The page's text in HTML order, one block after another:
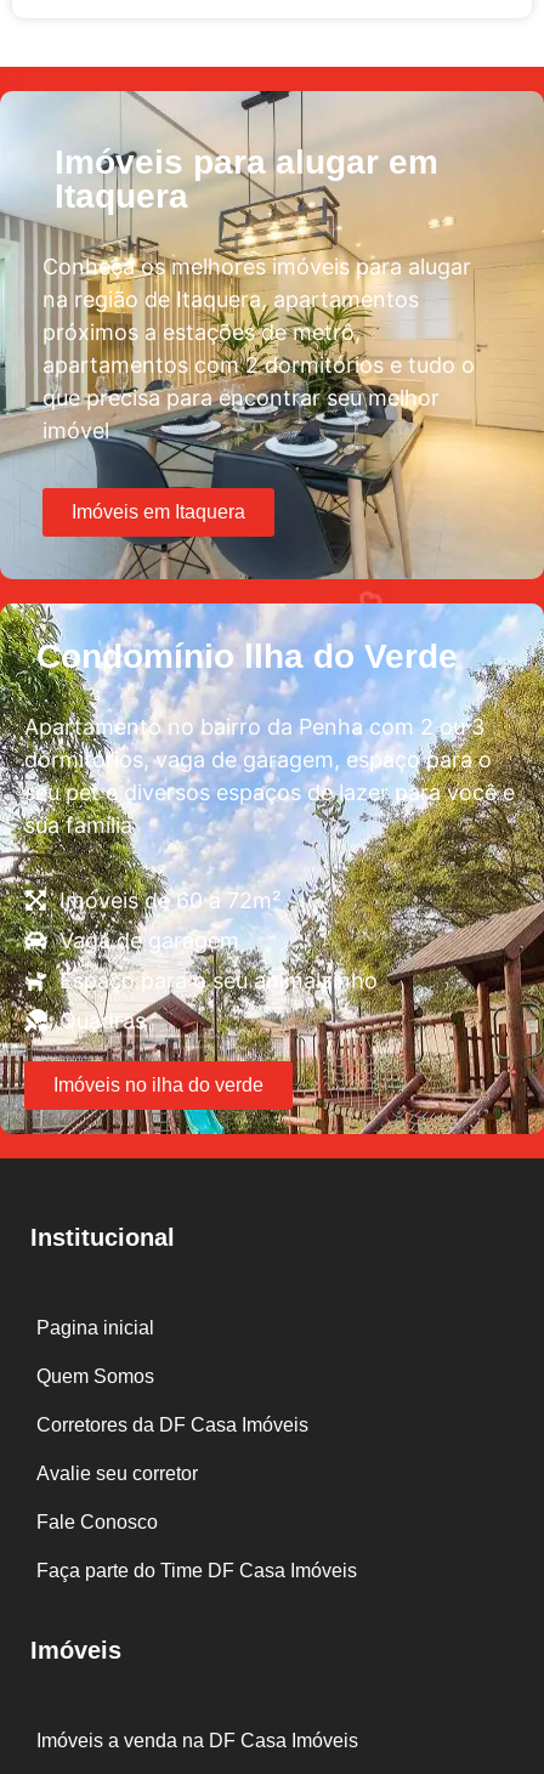
Imóveis para alugar em
Itaquera
Conheça os melhores imóveis para alugar
na região de Itaquera, apartamentos
próximos a estações de metrô,
apartamentos com 2 dormitórios e tudo o
que precisa para encontrar seu melhor
imóvel
Imóveis em Itaquera
Condomínio llha do Verde
Apartamento no bairro da Penha com 2 ou 3
dormitórios, vaga de garagem, espaço para o
seu pet e diversos espaços de lazer para você e
sua família
Imóveis de 60 a 72m²
Vaga de garagem
Espaço para o seu animalzinho
Quadras
Imóveis no ilha do verde
Institucional
Pagina inicial
Quem Somos
Corretores da DF Casa Imóveis
Avalie seu corretor
Fale Conosco
Faça parte do Time DF Casa Imóveis
Imóveis
Imóveis a venda na DF Casa Imóveis